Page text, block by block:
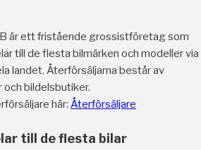
är ett fristående grossistföretag som
till de flesta bilmärken och modeller via
landet. Återförsäljarna består av
bildelsbutiker.
här: Återförsäljare
till de flesta bilar